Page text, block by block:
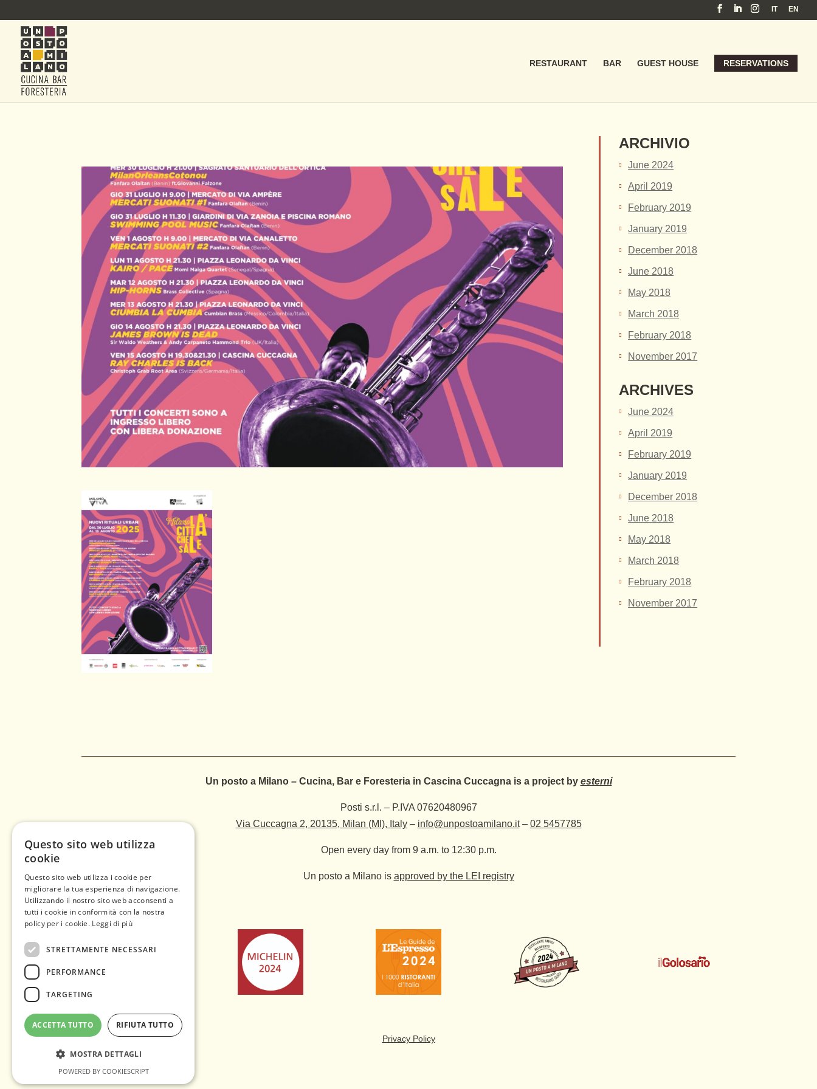
IT EN
RESTAURANT BAR GUEST HOUSE RESERVATIONS
ARCHIVIO
June 2024
April 2019
February 2019
January 2019
December 2018
June 2018
May 2018
March 2018
February 2018
November 2017
ARCHIVES
June 2024
April 2019
February 2019
January 2019
December 2018
June 2018
May 2018
March 2018
February 2018
November 2017
Un posto a Milano – Cucina, Bar e Foresteria in Cascina Cuccagna is a project by esterni
Posti s.r.l. – P.IVA 07620480967
Via Cuccagna 2, 20135, Milan (MI), Italy– info@unpostoamilano.it– 02 5457785
Open every day from 9 a.m. to 12:30 p.m.
Un posto a Milano is approved by the LEI registry
Privacy Policy
Questo sito web utilizza
cookie
Questo sito web utilizza i cookie per
migliorare la tua esperienza di navigazione.
Utilizzando il nostro sito web acconsenti a
tutti i cookie in conformità con la nostra
policy per i cookie. Leggi di più
STRETTAMENTE NECESSARI
PERFORMANCE
TARGETING
ACCETTA TUTTO RIFIUTA TUTTO
MOSTRA DETTAGLI
POWERED BY COOKIESCRIPT